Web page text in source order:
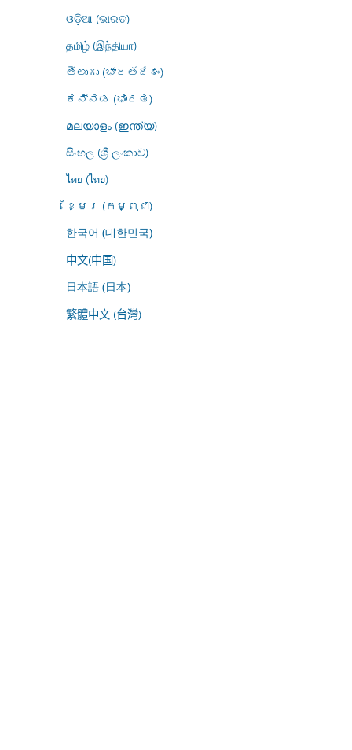
ଓଡ଼ିଆ (ଭାରତ)
தமிழ் (இந்தியா)
తెలుగు (భారతదేశం)
ಕನ್ನಡ (ಭಾರತ)
മലയാളം (ഇന്ത്യ)
සිංහල (ශ්‍රී ලංකාව)
ไทย (ไทย)
ខ្មែរ (កម្ពុជា)
한국어 (대한민국)
中文(中国)
日本語 (日本)
繁體中文 (台灣)